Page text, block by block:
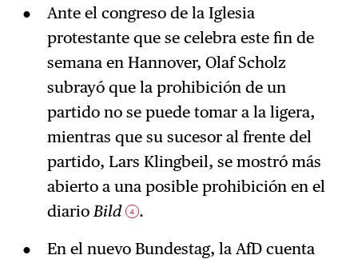
Ante el congreso de la Iglesia
protestante que se celebra este fin de
semana en Hannover, Olaf Scholz
subrayó que la prohibición de un
partido no se puede tomar a la ligera,
mientras que su sucesor al frente del
partido, Lars Klingbeil, se mostró más
abierto a una posible prohibición en el
diarioBild 4 .
En el nuevo Bundestag, la AfD cuenta